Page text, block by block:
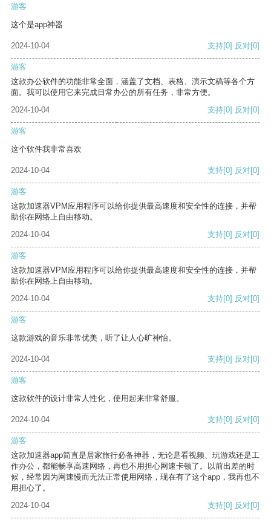
游客
这个是app神器
2024-10-04 支持[0] 反对[0]
游客
这款办公软件的功能非常全面，涵盖了文档、表格、演示文稿等各个方
面。我可以使用它来完成日常办公的所有任务，非常方便。
2024-10-04
支持[0] 反对[0]
游客
这个软件我非常喜欢
2024-10-04 支持[0] 反对[0]
游客
这款加速器VPM应用程序可以给你提供最高速度和安全性的连接，并帮
助你在网络上自由移动。
2024-10-04
支持[0] 反对[0]
游客
这款加速器VPM应用程序可以给你提供最高速度和安全性的连接，并帮
助你在网络上自由移动。
2024-10-04
支持[0] 反对[0]
游客
这款游戏的音乐非常优美，听了让人心旷神怡。
2024-10-04 支持[0] 反对[0]
游客
这款软件的设计非常人性化，使用起来非常舒服。
2024-10-04 支持[0] 反对[0]
游客
这款加速器app简直是居家旅行必备神器，无论是看视频、玩游戏还是工
作办公，都能畅享高速网络，再也不用担心网速卡顿了。以前出差的时
候，经常因为网速慢而无法正常使用网络，现在有了这个app，我再也不
用担心了。
2024-10-04
支持[0] 反对[0]